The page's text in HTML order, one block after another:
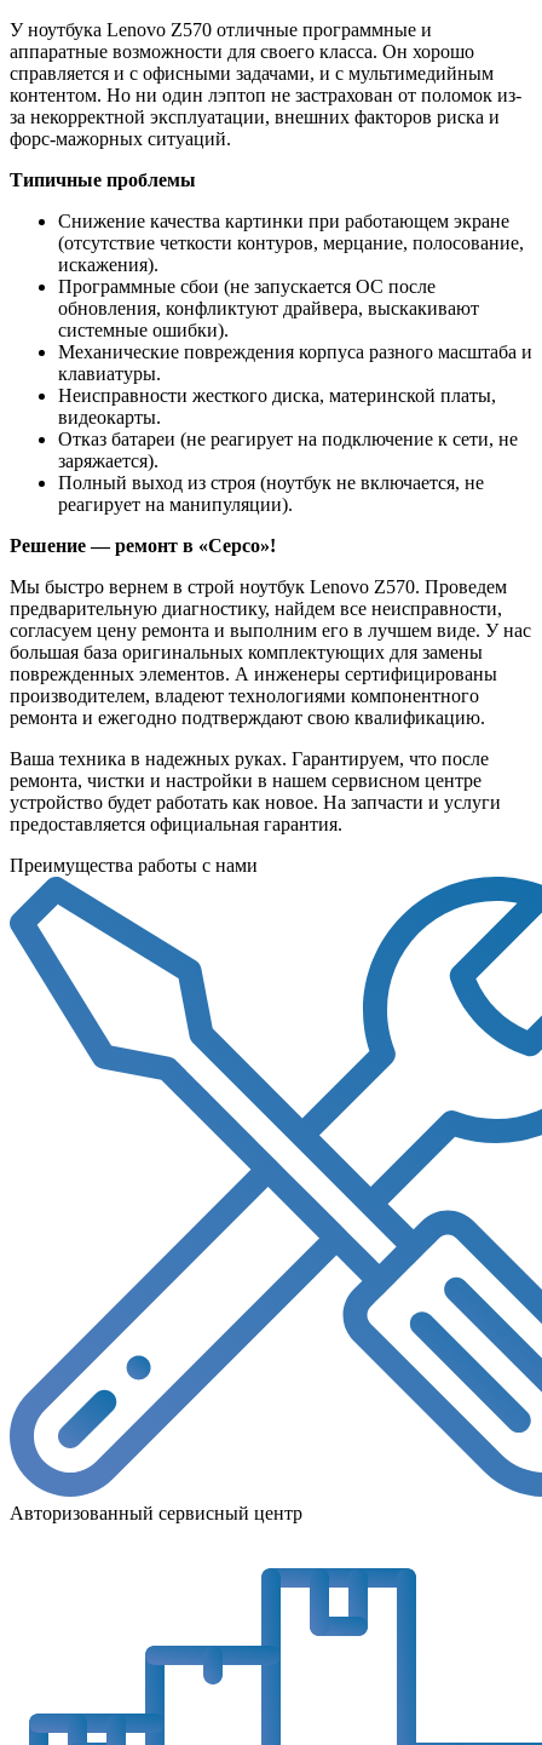
У ноутбука Lenovo Z570 отличные программные и
аппаратные возможности для своего класса. Он хорошо
справляется и с офисными задачами, и с мультимедийным
контентом. Но ни один лэптоп не застрахован от поломок из-
за некорректной эксплуатации, внешних факторов риска и
форс-мажорных ситуаций.
Типичные проблемы
Снижение качества картинки при работающем экране
(отсутствие четкости контуров, мерцание, полосование,
искажения).
Программные сбои (не запускается ОС после
обновления, конфликтуют драйвера, выскакивают
системные ошибки).
Механические повреждения корпуса разного масштаба и
клавиатуры.
Неисправности жесткого диска, материнской платы,
видеокарты.
Отказ батареи (не реагирует на подключение к сети, не
заряжается).
Полный выход из строя (ноутбук не включается, не
реагирует на манипуляции).
Решение — ремонт в «Серсо»!
Мы быстро вернем в строй ноутбук Lenovo Z570. Проведем
предварительную диагностику, найдем все неисправности,
согласуем цену ремонта и выполним его в лучшем виде. У нас
большая база оригинальных комплектующих для замены
поврежденных элементов. А инженеры сертифицированы
производителем, владеют технологиями компонентного
ремонта и ежегодно подтверждают свою квалификацию.
Ваша техника в надежных руках. Гарантируем, что после
ремонта, чистки и настройки в нашем сервисном центре
устройство будет работать как новое. На запчасти и услуги
предоставляется официальная гарантия.
Преимущества работы с нами
Авторизованный сервисный центр